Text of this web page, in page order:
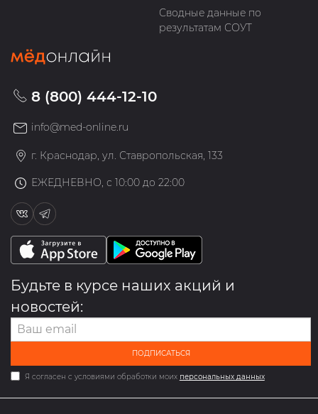
Сводные данные по
результатам СОУТ
8 (800) 444-12-10
info@med-online.ru
г. Краснодар, ул. Ставропольская, 133
ЕЖЕДНЕВНО, с 10:00 до 22:00
Будьте в курсе наших акций и
новостей:
ПОДПИСАТЬСЯ
Я согласен с условиями обработки моих персональных данных